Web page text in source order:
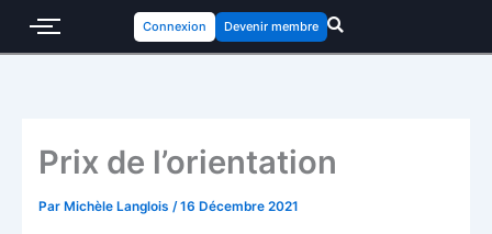
Connexion Devenir membre
Prix de l’orientation
Par Michèle Langlois /16 Décembre 2021